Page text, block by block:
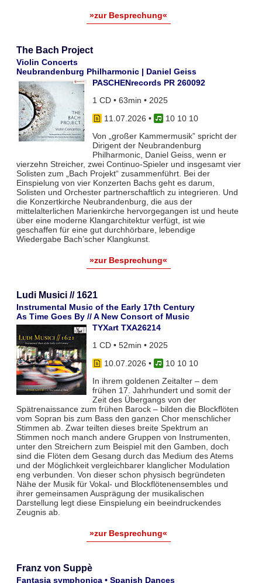
»zur Besprechung«
The Bach Project
Violin Concerts
Neubrandenburg Philharmonic | Daniel Geiss
PASCHENrecords PR 260092
1 CD • 63min • 2025
11.07.2026 •
10 10 10
Von „großer Kammermusik” spricht der
Dirigent der Neubrandenburg
Philharmonic, Daniel Geiss, wenn er
vierzehn Streicher, zwei Continuo-Spieler und insgesamt vier
Solisten zum „Bach Projekt“ zusammenführt. Bei der
Einspielung von vier Konzerten Bachs geht es darum,
Solisten und Orchester partnerschaftlich zu integrieren. Und
die Konzertkirche Neubrandenburg, die aus der
mittelalterlichen Marienkirche hervorgegangen ist und heute
über eine moderne Klangarchitektur verfügt, ist wie
geschaffen für eine gut durchhörbare, lebendige
Wiedergabe Bach’scher Klangkunst.
»zur Besprechung«
Ludi Musici // 1621
Instrumental Music of the Early 17th Century
As Time Goes By // A New Consort of Music
TYXart TXA26214
1 CD • 52min • 2025
10.07.2026 •
10 10 10
In ihrem goldenen Zeitalter – dem
frühen 17. Jahrhundert und somit der
Zeit des Übergangs von der
Spätrenaissance zum frühen Barock – bilden die Blockflöten
vom Sopran bis zum Bass den ganzen Chor menschlicher
Stimmen ab. Zwar teil­ten dieses breite Spektrum an
Stimmen noch manch andere Gruppen von Instrumenten,
unter den Streichern zum Bei­spiel mit den Gamben, doch
sind die Flöten dem Gesang durch das Medium des Atems
und der Möglichkeit vergleich­barer klanglicher Modulation
eng verbunden. Von dieser schon physisch begründeten
Nähe der Musik für Vokal- und Blockflö­tenensembles und
ihrer gemeinsamen Ausprägung der musikalischen
Darstellung legt diese Einspielung ein beeindruckendes
Zeugnis ab.
»zur Besprechung«
Franz von Suppè
Fantasia symphonica • Spanish Dances